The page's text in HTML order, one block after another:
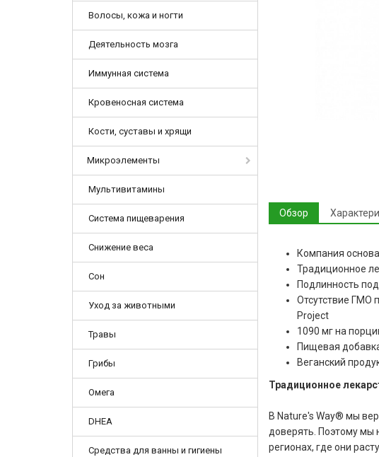
Волосы, кожа и ногти
Деятельность мозга
Иммунная система
Кровеносная система
Кости, суставы и хрящи
Микроэлементы
Мультивитамины
Система пищеварения
Снижение веса
Сон
Уход за животными
Травы
Грибы
Омега
DHEA
Средства для ванны и гигиены
Обзор
Компания
Традиционное
Подлинность
Отсутствие ГМО
Project
1090 мг на
Пищевая
Веганский
Традиционное
В Nature's Way® мы
доверять. Поэтому мы
регионах, где они